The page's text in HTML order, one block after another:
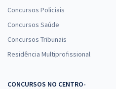
Concursos Policiais
Concursos Saúde
Concursos Tribunais
Residência Multiprofissional
CONCURSOS NO CENTRO-